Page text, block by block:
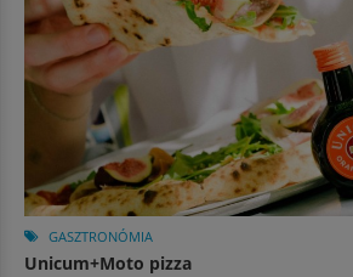
GASZTRONÓMIA
Unicum+Moto pizza